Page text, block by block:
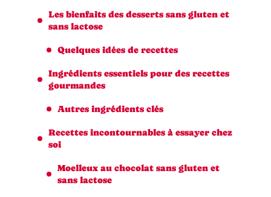
Les bienfaits des desserts sans gluten et
sans lactose
Quelques idées de recettes
Ingrédients essentiels pour des recettes
gourmandes
Autres ingrédients clés
Recettes incontournables à essayer chez
soi
Moelleux au chocolat sans gluten et
sans lactose